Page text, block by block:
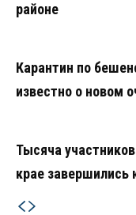
районе
Карантин по
известно о новом
Тысяча
крае